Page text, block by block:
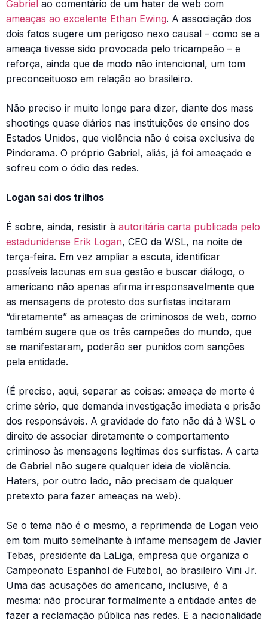
Gabriel ao comentário de um hater de web com
ameaças ao excelente Ethan Ewing. A associação dos
dois fatos sugere um perigoso nexo causal – como se a
ameaça tivesse sido provocada pelo tricampeão – e
reforça, ainda que de modo não intencional, um tom
preconceituoso em relação ao brasileiro.
Não preciso ir muito longe para dizer, diante dos mass
shootings quase diários nas instituições de ensino dos
Estados Unidos, que violência não é coisa exclusiva de
Pindorama. O próprio Gabriel, aliás, já foi ameaçado e
sofreu com o ódio das redes.
Logan sai dos trilhos
É sobre, ainda, resistir à autoritária carta publicada pelo
estadunidense Erik Logan, CEO da WSL, na noite de
terça-feira. Em vez ampliar a escuta, identificar
possíveis lacunas em sua gestão e buscar diálogo, o
americano não apenas afirma irresponsavelmente que
as mensagens de protesto dos surfistas incitaram
“diretamente” as ameaças de criminosos de web, como
também sugere que os três campeões do mundo, que
se manifestaram, poderão ser punidos com sanções
pela entidade.
(É preciso, aqui, separar as coisas: ameaça de morte é
crime sério, que demanda investigação imediata e prisão
dos responsáveis. A gravidade do fato não dá à WSL o
direito de associar diretamente o comportamento
criminoso às mensagens legítimas dos surfistas. A carta
de Gabriel não sugere qualquer ideia de violência.
Haters, por outro lado, não precisam de qualquer
pretexto para fazer ameaças na web).
Se o tema não é o mesmo, a reprimenda de Logan veio
em tom muito semelhante à infame mensagem de Javier
Tebas, presidente da LaLiga, empresa que organiza o
Campeonato Espanhol de Futebol, ao brasileiro Vini Jr.
Uma das acusações do americano, inclusive, é a
mesma: não procurar formalmente a entidade antes de
fazer a reclamação pública nas redes. E a nacionalidade